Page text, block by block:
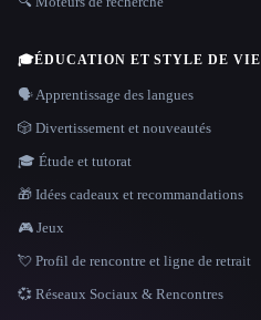
🎓ÉDUCATION ET STYLE DE VIE
🗣️ Apprentissage des langues
🎲 Divertissement et nouveautés
🎓 Étude et tutorat
🎁 Idées cadeaux et recommandations
🎮 Jeux
💘 Profil de rencontre et ligne de retrait
💞 Réseaux Sociaux & Rencontres